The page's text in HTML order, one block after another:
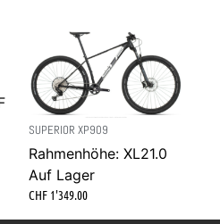
SUPERIOR XP909
Rahmenhöhe: XL21.0
Auf Lager
CHF 1'349.00